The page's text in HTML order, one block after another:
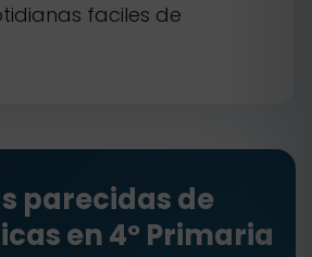
faciles de
parecidas de
en 4º Primaria